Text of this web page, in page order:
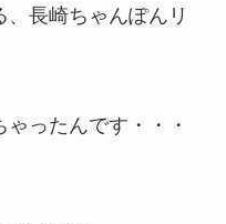
長崎ちゃんぽんリ
ったんです・・・